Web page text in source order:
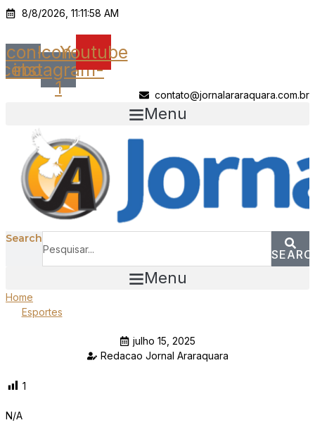
Ir
o
conteúdo
8/8/2026, 11:11:58 AM
Icon-Icon-
instagram-
1
Youtube
contato@jornalararaquara.com.br
Menu
Search
Menu
Home
Esportes
julho 15, 2025
Redacao Jornal Araraquara
1
N/A